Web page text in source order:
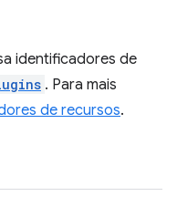
identificadores de
. Para mais
de recursos.